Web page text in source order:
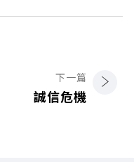
下一篇
誠信危機